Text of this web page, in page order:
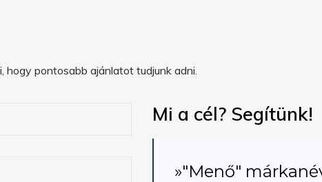
hogy pontosabb ajánlatot tudjunk adni.
Mi a cél? Segítünk!
»"Menő"